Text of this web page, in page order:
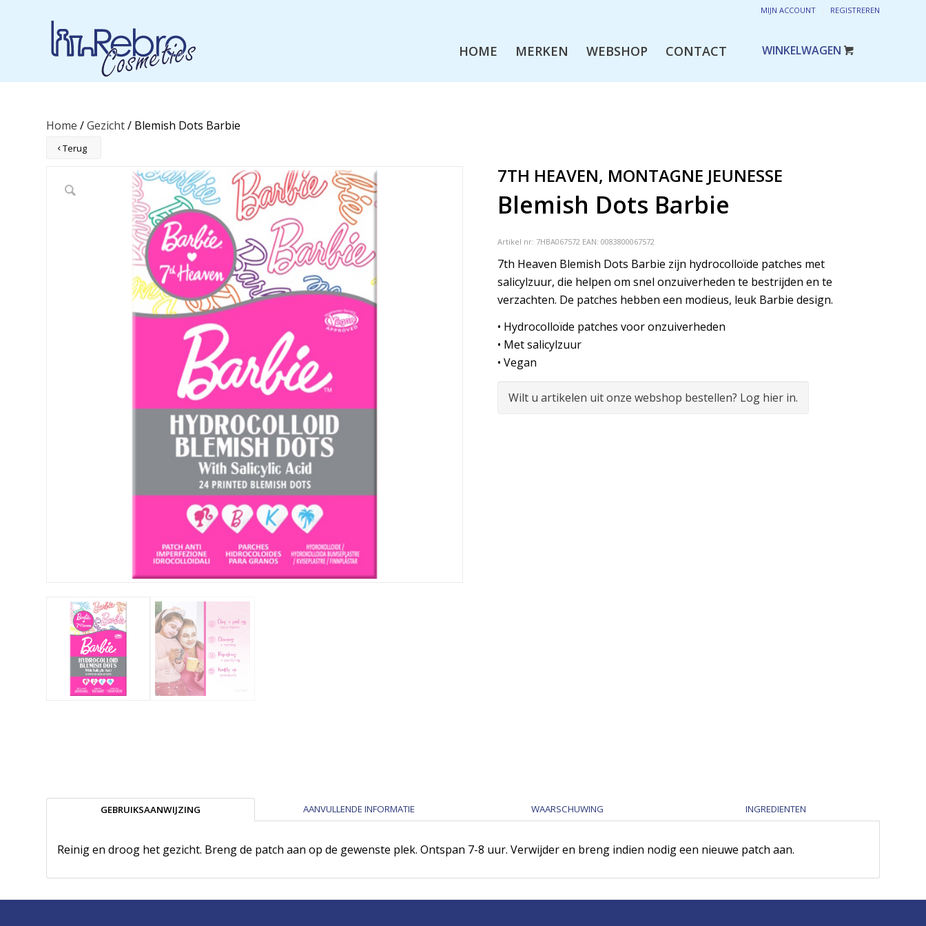
MIJN ACCOUNT REGISTREREN
HOME MERKEN WEBSHOP CONTACT
Home /Gezicht/ Blemish Dots Barbie
Terug
7TH HEAVEN, MONTAGNE JEUNESSE
Blemish Dots Barbie
Artikel nr: 7HBA067572 EAN: 0083800067572
7th Heaven Blemish Dots Barbie zijn hydrocolloïde patches met
salicylzuur, die helpen om snel onzuiverheden te bestrijden en te
verzachten. De patches hebben een modieus, leuk Barbie design.
• Hydrocolloïde patches voor onzuiverheden
• Met salicylzuur
• Vegan
Wilt u artikelen uit onze webshop bestellen? Log hier in.
GEBRUIKSAANWIJZING AANVULLENDE INFORMATIE WAARSCHUWING INGREDIENTEN
Reinig en droog het gezicht. Breng de patch aan op de gewenste plek. Ontspan 7-8 uur. Verwijder en breng indien nodig een nieuwe patch aan.